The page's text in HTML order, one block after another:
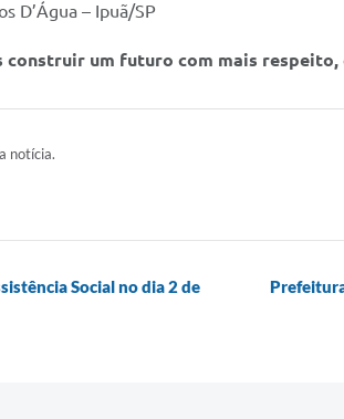
D’Água – Ipuã/SP
um futuro com mais
notícia.
Social no dia 2 de